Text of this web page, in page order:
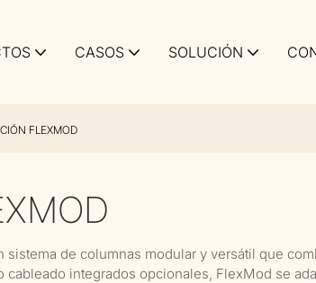
CASOS SOLUCIÓN
FLEXMOD
de columnas modular y versátil que
integrados opcionales, FlexMod se